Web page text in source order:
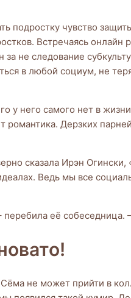
подростку чувство
Встречаясь
не следование
в любой социум, не
у него самого нет в
Дерзких
сказала Ирэн
Ведь мы все
её
не может прийти в